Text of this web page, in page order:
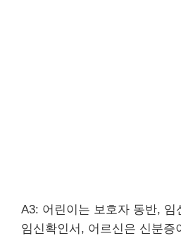
A3: 어린이는 보호자 동반, 임
임신확인서, 어르신은 신분증